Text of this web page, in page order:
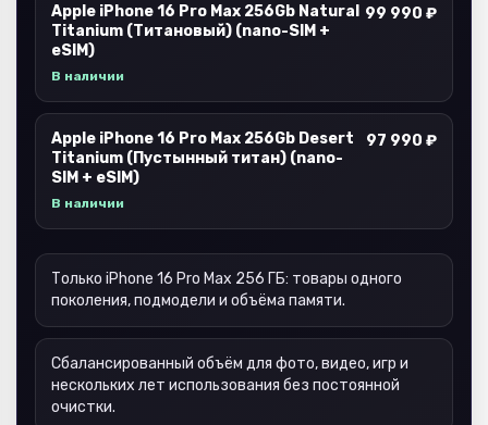
Apple iPhone 16 Pro Max 256Gb Natural
Titanium (Титановый) (nano-SIM +
eSIM)
В наличии
99 990 ₽
Apple iPhone 16 Pro Max 256Gb Desert
Titanium (Пустынный титан) (nano-
SIM + eSIM)
В наличии
97 990 ₽
Только iPhone 16 Pro Max 256 ГБ: товары одного
поколения, подмодели и объёма памяти.
Сбалансированный объём для фото, видео, игр и
нескольких лет использования без постоянной
очистки.